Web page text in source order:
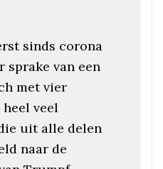
sinds corona
sprake van een
met vier
veel
uit alle delen
naar de